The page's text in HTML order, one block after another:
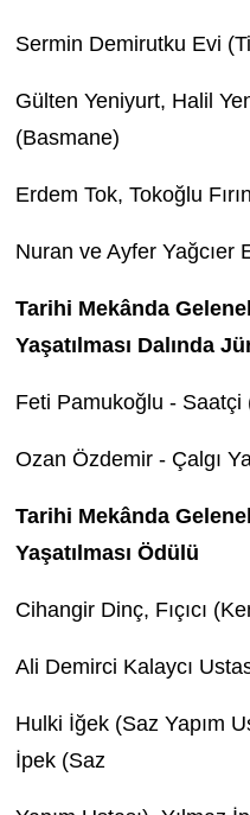
Sermin Demirutku Evi
Gülten Yeniyurt, Halil
(Basmane)
Erdem Tok, Tokoğlu
Nuran ve Ayfer Yağcıer
Tarihi Mekânda
Yaşatılması Dalında
Feti Pamukoğlu - Saatçi
Ozan Özdemir - Çalgı
Tarihi Mekânda
Yaşatılması Ödülü
Cihangir Dinç, Fıçıcı
Ali Demirci Kalaycı
Hulki İğek (Saz Yapım
İpek (Saz